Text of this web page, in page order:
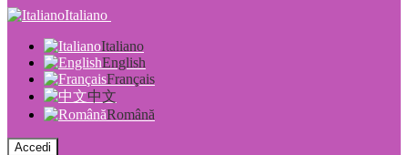
Italiano
Italiano
English
Français
中文
Română
Accedi